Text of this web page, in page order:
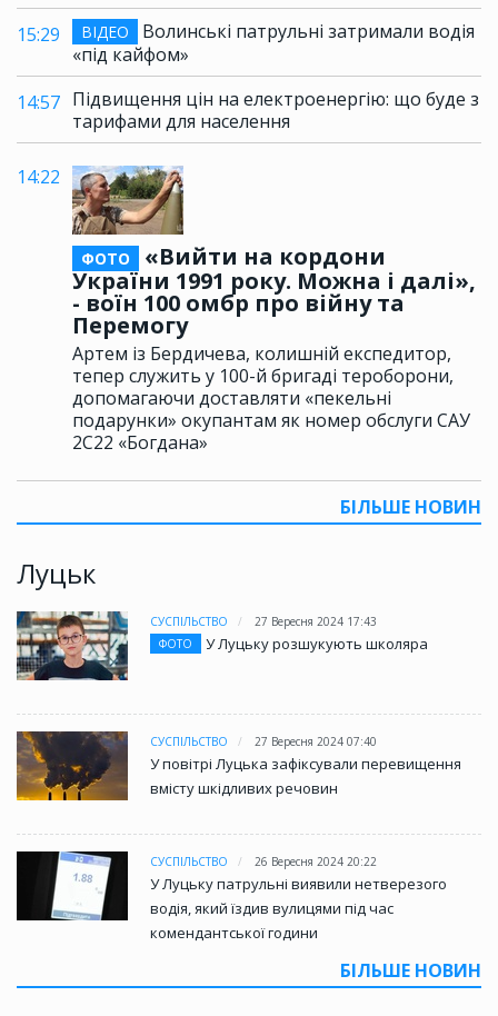
15:29
ВІДЕО
Волинські патрульні затримали водія
«під кайфом»
14:57 Підвищення цін на електроенергію: що буде з
тарифами для населення
14:22
ФОТО
«Вийти на кордони
України 1991 року. Можна і далі»,
- воїн 100 омбр про війну та
Перемогу
Артем із Бердичева, колишній експедитор,
тепер служить у 100-й бригаді тероборони,
допомагаючи доставляти «пекельні
подарунки» окупантам як номер обслуги САУ
2С22 «Богдана»
БІЛЬШЕ НОВИН
Луцьк
СУСПІЛЬСТВО
27 Вересня 2024 17:43
ФОТО
У Луцьку розшукують школяра
СУСПІЛЬСТВО 27 Вересня 2024 07:40
У повітрі Луцька зафіксували перевищення
вмісту шкідливих речовин
СУСПІЛЬСТВО 26 Вересня 2024 20:22
У Луцьку патрульні виявили нетверезого
водія, який їздив вулицями під час
комендантської години
БІЛЬШЕ НОВИН